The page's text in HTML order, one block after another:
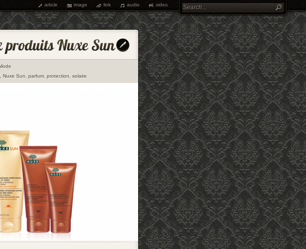
article image link audio video
Nuxe Sun parfum protection solaire